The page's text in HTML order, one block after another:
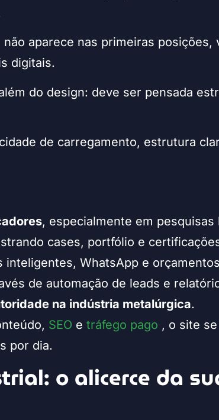
aparece nas primeiras posições,
digitais.
do design: deve ser pensada
de carregamento, estrutura
, especialmente em pesquisas
cases, portfólio e
WhatsApp e
de automação de leads e
na indústria metalúrgica.
SEO e tráfego pago , o site
por dia.
o alicerce da